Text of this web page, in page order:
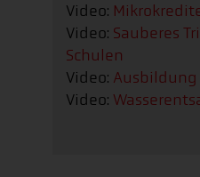
Video:
Video: Sauberes
Schulen
Video: Ausbildung
Video: